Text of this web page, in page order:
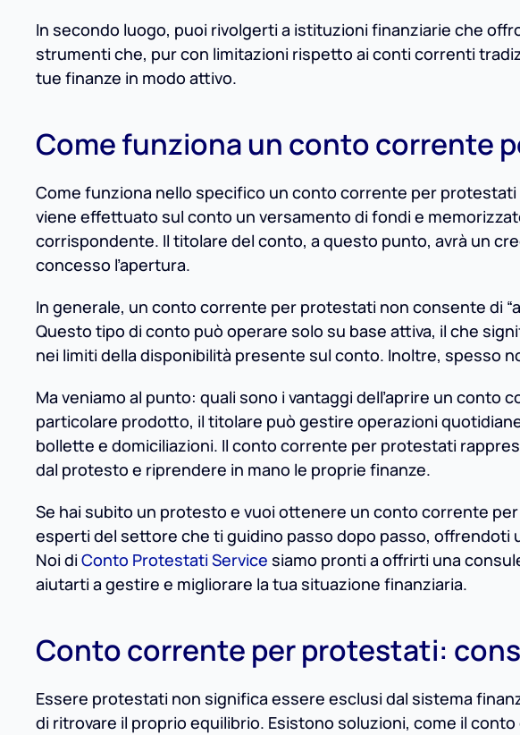
In secondo luogo, puoi rivolgerti a istituzioni finanziarie che
strumenti che, pur con limitazioni rispetto ai conti correnti
tue finanze in modo attivo.
Come funziona un conto corrente
Come funziona nello specifico un conto corrente per protestati
viene effettuato sul conto un versamento di fondi e
corrispondente. Il titolare del conto, a questo punto, avrà un
concesso l’apertura.
In generale, un conto corrente per protestati non consente di
Questo tipo di conto può operare solo su base attiva, il che
nei limiti della disponibilità presente sul conto. Inoltre, spesso
Ma veniamo al punto: quali sono i vantaggi dell’aprire un
particolare prodotto, il titolare può gestire operazioni
bollette e domiciliazioni. Il conto corrente per protestati
dal protesto e riprendere in mano le proprie finanze.
Se hai subito un protesto e vuoi ottenere un conto corrente
esperti del settore che ti guidino passo dopo passo, offrendoti
Noi di Conto Protestati Service siamo pronti a offrirti una
aiutarti a gestire e migliorare la tua situazione finanziaria.
Conto corrente per protestati:
Essere protestati non significa essere esclusi dal sistema
di ritrovare il proprio equilibrio. Esistono soluzioni, come il